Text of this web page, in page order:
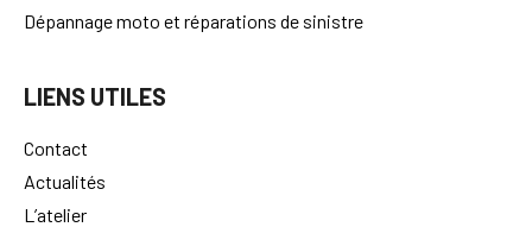
Dépannage moto et réparations de sinistre
LIENS UTILES
Contact
Actualités
L’atelier